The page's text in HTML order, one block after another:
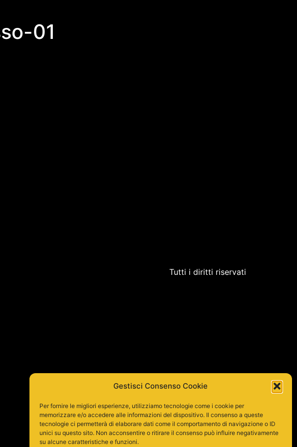
Gestisci Consenso Cookie
Per fornire le migliori esperienze, utilizziamo tecnologie come i cookie per
memorizzare e/o accedere alle informazioni del dispositivo. Il consenso a queste
tecnologie ci permetterà di elaborare dati come il comportamento di navigazione o ID
unici su questo sito. Non acconsentire o ritirare il consenso può influire negativamente
su alcune caratteristiche e funzioni.
01
Tutti i diritti riservati